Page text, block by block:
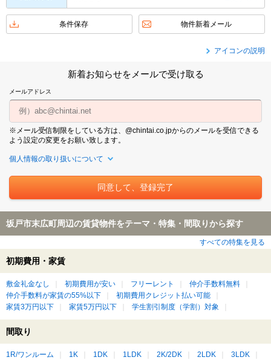
条件保存 物件新着メール
アイコンの説明
新着お知らせをメールで受け取る
メールアドレス
※メール受信制限をしている方は、@chintai.co.jpからのメールを受信できる
よう設定の変更をお願い致します。
個人情報の取り扱いについて
坂戸市末広町周辺の賃貸物件をテーマ・特集・間取りから探す
すべての特集を見る
初期費用・家賃
敷金礼金なし 初期費用が安い フリーレント
仲介手数料無料
仲介手数料が家賃の55%以下
初期費用クレジット払い可能
家賃3万円以下
家賃5万円以下 学生割引制度（学割）対象
間取り
1R/ワンルーム 1K 1DK 1LDK 2K/2DK 2LDK 3LDK